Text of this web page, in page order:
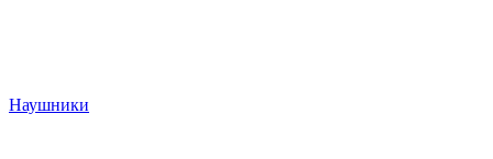
Наушники